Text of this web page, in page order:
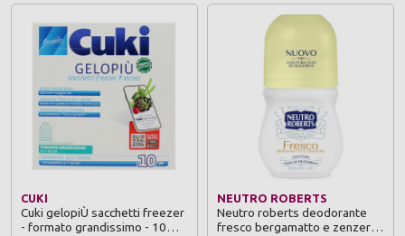
CUKI
Cuki gelopiÙ sacchetti freezer
- formato grandissimo - 10
NEUTRO ROBERTS
Neutro roberts deodorante
fresco bergamatto e zenzero